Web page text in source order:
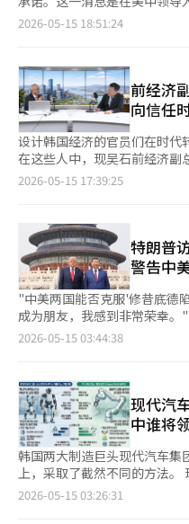
性。他主张通过经济合作、军
市场和外资投资心理就会受到
美国为了遏制中国，正在加强
在加速扩大防卫预算和获取远
部分与中国的战略关系正在逐
局。 有分析认为，东北亚实
中·俄”的格局。这意味着类
（NATO）的集体安全结构在
欧洲不同。历史、民族、经济
联，而经济则与中国紧密相
是体制、历史、经济和民族
《道德经》中有云：“大国者
姿态来维护秩序。这一观点对
的启示。 《论语》中也有“君
述。即使体制和意识形态不同
存与和谐。 佛教《法句经》
有以慈悲解开。”几千年前的
时，进行对话的必要性愈加凸
战略竞争，无法永远解决朝鲜
主席对朝鲜问题的讨论，或许
冲突前夕重新发现了谈判的必
抗与谈判的反复中逐步向前推
漫长的冬天结束时，人类总是
是如此。如今，东北亚正处于
国则更接近于国家总动员体系
国有企业和民营企业会同时行
体。中国凭借世界最大的人口
此外，结合廉价的制造业基础
势。 而美国在创造性创新和基
谷歌DeepMind和英伟达等公
向。也就是说，目前的人工智
在“智力”方面强，而中国在
国都对彼此心存忌惮。 美国担
是简单的关税谈判，而是围
巨大谈判。 那么，韩国处于
处于最微妙的位置。以三星电
竞争力仍然是世界顶尖水平。
研究院和三星研究等自主人工
而，问题在于规模。美国在平
制造业上强。韩国在半导体
生态系统方面仍相对薄弱。不
心最终是计算能力，而没有内
高带宽内存（HBM）领域，韩
次是制造型人工智能。韩国在
等实际产业基础上具有强大实
的“工业型人工智能”领域，
第三是文化与软实力。在人工
素，内容和文化同样重要。K-
未来的人工智能学习数据和数
因素。两国内部的民族主义情
稳定的对话结构显得尤为重要
流和文化合作能否制度化并形
即使政权更迭，合作体系也应
是不可分割的关系。在竞争领
握手。在全球秩序剧烈动荡的
要。现在所需的不是情感对立
※ 本报道经人工智能（AI）系
问题展开。 然而，在此次北京
化。美国和中国都意识到，当
中国在经济放缓、出口减少和
应。 因此，分析认为，两国
制，而非“彻底解决伊朗核问
种程度的冻结和国际监督的加
障成为现实的妥协方案。 尤其
中伊关系迅速升温。中国已经
际上是伊朗经济的重要生命线
扩大了在能源、基础设施、铁
峡的战略要地。 在中国看来
美国主导的海洋秩序的战略缓
实际上，中国在国际制裁下仍
中国的炼油企业持续以折扣价
的能源稳定发挥了重要作用。
和西方制裁限制国际金融网络
朗最大的贸易伙伴。中国企业
化，能源价格飙升和海上物流
在这一点上，此次美中峰会的
程度上管理伊朗，而中国则希
换句话说，两国在竞争的同时
同利益。 那么，霍尔木兹海
何时能够真正生效呢？外交
先，短期内可能会达成关于克
消费市场。当时，美国以贸易
纠正为名，中国则以报复性
核心不再是“谁卖的东西更
而AI与半导体正是这一中心。
代的半导体即是国力。国家的
自动驾驶、机器人、航天、生
下运作。尤其是英伟达的
国对中国施加的最强压力领域
H100和H200等高端AI芯片的
备和软件的管控。同时，荷兰
巨大压力。 然而，中国并没
力视为推动半导体国产化的
开发、自主GPU生态系统建设
培育正在同步进行。尤其是最
球产业界造成了不小的冲击。
限的情况下，通过自主优化技
性能。这打破了“没有美国芯
这使得美国的忧虑加深。如果
京会谈中，两国小心翼翼地处
美国在警惕中国的军事AI崛起
去中国市场。英伟达、苹果、
最大市场之一。反之，中国也
球金融体系是难以实现的现实
关税冲突截然不同。过去双方
而现在则是围绕AI霸权和未来
调了这一成就，显示出在美中
此下跌，市场普遍认为这一结
少，此次事件本质上反映出
售，并将其视为外交成果的时
心，安全、贸易和产业政策并
晤，还是军事同盟，最终都与
其在航空、半导体和能源等战
去美国强调自由贸易和市场逻
障本国企业的市场。 波音正是
连，是美国的核心产业。每
方产业和劳动力市场相连。
此。 实际上，美国总统的“
问时，都会宣布大规模的飞机
也一再作为谈判筹码。飞机销
关系的象征。美国能够在全球
层面的支持。 有趣的是，美中
和安全问题上激烈冲突，但在
角度来看，管理与美国的紧张
经济逻辑与外交战略共同作用
业竞争性质的变化。表面上看
国家之间的竞争。美国总统亲
层面控制市场和供应链。在自
家权力在运作。 尤其是航空
洲空客的竞争不仅是企业之间
霸权之争。中国也在大力投资
2026-05-15 18:51:24
前经济
向信任
设计韩国经济的官员们在时代
在这些人中，现吴石前经济副
全过程的典型宏观经济战略家
技术和金融同时冲突的‘复合
有效。在这个转型期，韩国
示：“现在的竞争不是速度，
家’的转变。他的诊断和解决
为韩国经济的未来坐标提供了
的时代角色是什么？= 我在
刚刚进入工业化初期。那时的
更是设计国家发展战略的‘经
设计的。在这样的环境中，我
运，并希望参与其中。因此，
的官僚组织可以被评估为补
为‘汉江奇迹’的核心原理是
的压缩增长’。当时韩国缺乏
长的。因此，政府直接设计市
率。我认为这一基础上有三个
设计能力；其次是对教育和人
2026-05-15 17:39:25
特朗普
警告中
"中美两国能否克服'修昔底德
成为朋友，我感到非常荣幸。" <特朗普总
人民大会堂，习主席与特朗普
与特朗普达成"建设性、战略
陷阱' 在长达135分钟的会谈中，双方领导人达成共识，认为应稳
定管理中美关系，构建未来合作框架。 据中国官
道，习主席表示与特朗普总统
性、稳定关系"的共识，并指
明战略方向。 然而，美国媒体关注到两位领导人发言中流露出的
微妙紧张感。美联社评论称，
但习主席则警告可能发生冲突
2026-05-15 03:44:38
现代汽
中谁将
韩国两大制造巨头现代汽车
上，采取了截然不同的方法。 现代汽车选择通过类人机器人来进
行“大胆跃进”，旨在改变整
2026-05-15 03:26:31